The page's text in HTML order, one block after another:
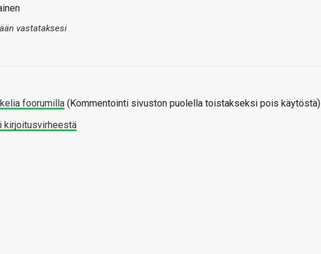
vastataksesi
foorumilla (Kommentointi sivuston puolella toistakseksi pois käytöstä)
kirjoitusvirheestä